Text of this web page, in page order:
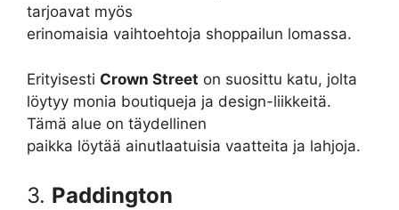
tarjoavat myös
erinomaisia vaihtoehtoja shoppailun lomassa.
Erityisesti Crown Street on suosittu katu, jolta
löytyy monia boutiqueja ja design-liikkeitä.
Tämä alue on täydellinen
paikka löytää ainutlaatuisia vaatteita ja lahjoja.
3. Paddington